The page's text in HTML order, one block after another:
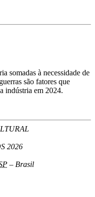
somadas à necessidade de
são fatores que
indústria em 2024.
2026
– Brasil